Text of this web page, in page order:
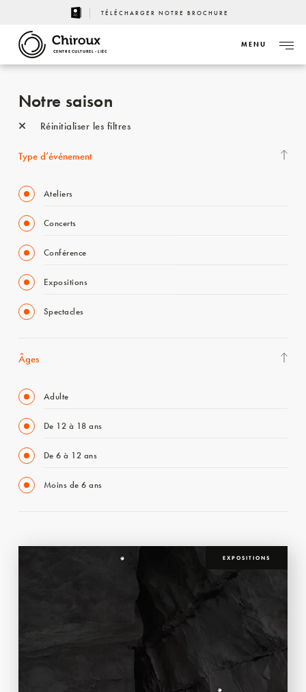
TÉLÉCHARGER NOTRE BROCHURE
CENTRE CULTUREL - LIÈGE
MENU
Notre saison
Réinitialiser les filtres
Type d’événement
Ateliers
Concerts
Conférence
Expositions
Spectacles
Âges
Adulte
De 12 à 18 ans
De 6 à 12 ans
Moins de 6 ans
EXPOSITIONS